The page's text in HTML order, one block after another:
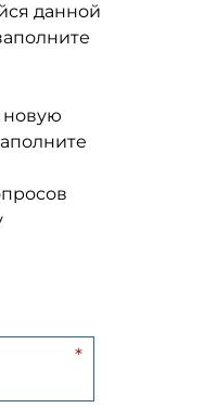
данной
новую